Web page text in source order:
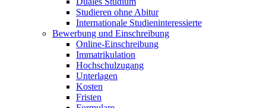
Studieren ohne Abitur
Internationale Studieninteressierte
Bewerbung und Einschreibung
Online-Einschreibung
Immatrikulation
Hochschulzugang
Unterlagen
Kosten
Fristen